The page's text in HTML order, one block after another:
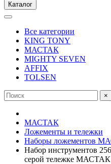
Каталог
Все категории
KING TONY
МАСТАК
MIGHTY SEVEN
AFFIX
TOLSEN
×
МАСТАК
Ложементы и тележки
Наборы ложементов
Набор инструментов
серой тележке МАСТАК